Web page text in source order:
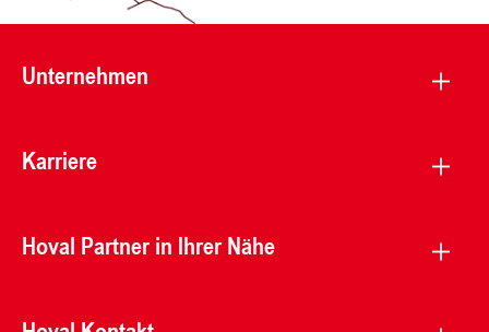
Unternehmen
Karriere
Hoval Partner in Ihrer Nähe